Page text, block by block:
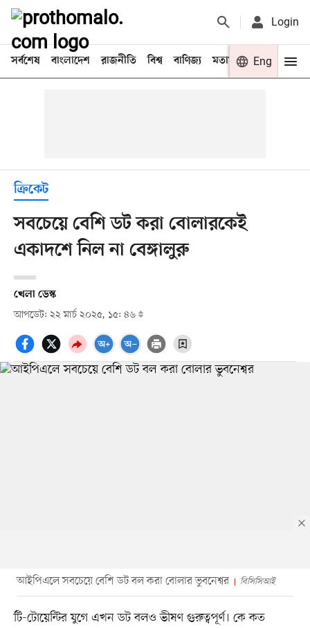
Login
সর্বশেষ বাংলাদেশ রাজনীতি বিশ্ব বাণিজ্য মতামত খেলা
Eng
ক্রিকেট
সবচেয়ে বেশি ডট করা বোলারকেই
একাদশে নিল না বেঙ্গালুরু
খেলা ডেস্ক
আপডেট: ২২ মার্চ ২০২৫, ১৫: ৪৬
আইপিএলে সবচেয়ে বেশি ডট বল করা বোলার ভুবনেশ্বর বিসিসিআই
টি-টোয়েন্টির যুগে এখন ডট বলও ভীষণ গুরুত্বপূর্ণ। কে কত